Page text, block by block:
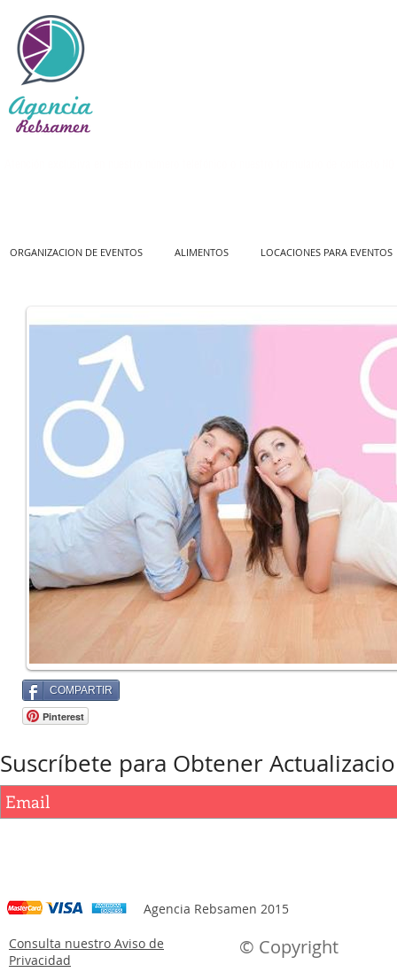
ORGANIZACION DE EVENTOS ALIMENTOS LOCACIONES PARA EVENTOS
COMPARTIR
Pinterest
Suscríbete para Obtener
Agencia Rebsamen 2015
Consulta nuestro Aviso de
Privacidad
© Copyright